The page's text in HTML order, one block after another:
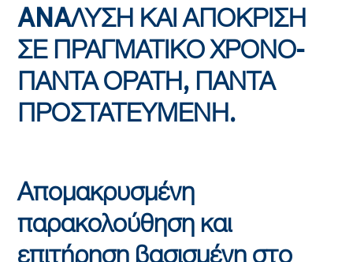
ANAΛΥΣΗ ΚΑΙ ΑΠΟΚΡΙΣΗ
ΣΕ ΠΡΑΓΜΑΤΙΚΟ ΧΡΟΝΟ-
ΠΑΝΤΑ ΟΡΑΤΗ, ΠΑΝΤΑ
ΠΡΟΣΤΑΤΕΥΜΕΝΗ.
Απομακρυσμένη
παρακολούθηση και
επιτήρηση βασισμένη στο